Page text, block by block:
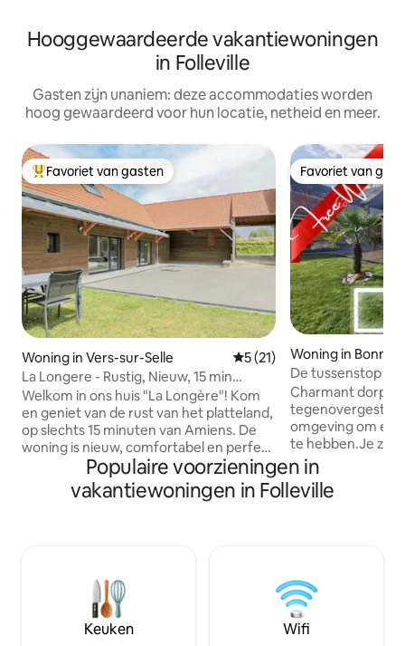
Hooggewaardeerde vakantiewoningen
in Folleville
Gasten zijn unaniem: deze accommodaties worden
hoog gewaardeerd voor hun locatie, netheid en meer.
Topfavoriet van gasten
Favoriet van gasten
Woning in Vers-sur-Selle Gemiddelde beoordeling
5 (21)
La Longere - Rustig, Nieuw, 15 min
Amiens
Welkom in ons huis "La Longère"! Kom
en geniet van de rust van het platteland,
op slechts 15 minuten van Amiens. De
woning is nieuw, comfortabel en perfect
om het ongetwijfeld naar je zin te
hebben met familie of vrienden. De
accommodatie beschikt over 3
keuken, een lichte woonkamer met
uitzicht op de tuin, twee badkamers en
een beveiligde garage. Gelegen in de
Vallée de la Selle, dicht bij de Coulée
Favoriet van
Favoriet van
Woning in
De tussenstop in
Charmant
omgeving om
te hebben.Je zult
uitgeruste
kleine gerechten
woon-/eetkamer
met uitzicht op een
huis Toegang tot
zuiden Het huis
volgens de
Populaire voorzieningen in
vakantiewoningen in Folleville
Keuken Wifi